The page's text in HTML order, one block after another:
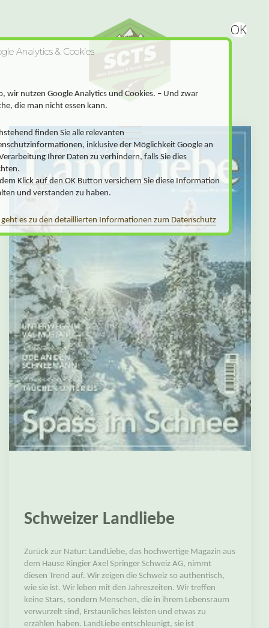
Schweizer Landliebe
Zurück zur Natur: LandLiebe, das hochwertige Magazin aus
dem Hause Ringier Axel Springer Schweiz AG, nimmt
diesen Trend auf. Wir zeigen die Schweiz so authentisch,
wie sie ist. Wir leben mit den Jahreszeiten. Wir treffen
keine Stars, sondern Menschen, die in ihrem Lebensraum
verwurzelt sind, Erstaunliches leisten und etwas zu
erzählen haben. LandLiebe entschleunigt, sie ist
Analytics & Cookies
wir nutzen Google Analytics und Cookies. – Und zwar
die man nicht essen kann.
finden Sie alle relevanten
inklusive der Möglichkeit Google an
Ihrer Daten zu verhindern, falls Sie dies
Klick auf den OK Button versichern Sie diese Information
und verstanden zu haben.
geht es zu den detaillierten Informationen zum Datenschutz
OK